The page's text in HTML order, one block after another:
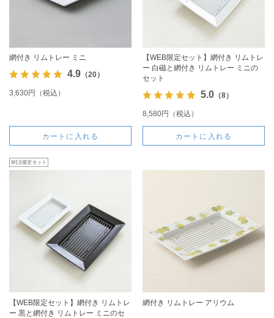
網付き リムトレー ミニ
4.9（20）
3,630円（税込）
カートに入れる
【WEB限定セット】網付き リムトレ
ー 白磁と網付き リムトレー ミニの
セット
5.0（8）
8,580円（税込）
カートに入れる
【WEB限定セット】網付き リムトレ
ー 黒と網付き リムトレー ミニのセ
網付き リムトレー アリウム